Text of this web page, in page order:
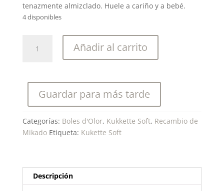
tenazmente almizclado. Huele a cariño y a bebé.
4 disponibles
D'olor
Kukette
200Ml.
cantidad
Añadir al carrito
Guardar para más tarde
Categorías: Boles d'Olor, Kukkette Soft, Recambio de
Mikado Etiqueta: Kukette Soft
Descripción